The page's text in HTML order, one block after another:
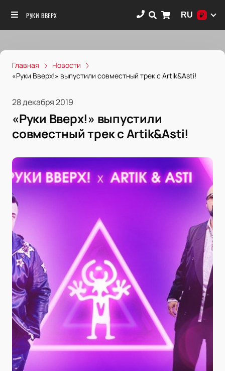
РУКИ ВВЕРХ RU ₽
Главная
Новости
«Руки Вверх!» выпустили совместный трек с Artik&Asti!
28 декабря 2019
«Руки Вверх!» выпустили
совместный трек с Artik&Asti!